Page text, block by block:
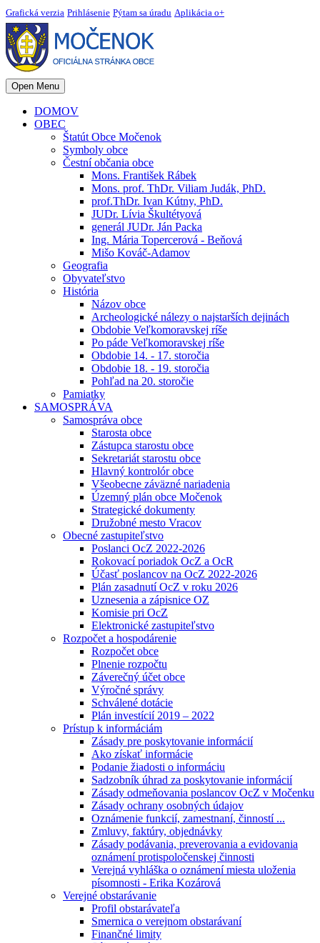
Grafická verzia Prihlásenie Pýtam sa úradu Aplikácia o+
Open Menu
DOMOV
OBEC
Štatút Obce Močenok
Symboly obce
Čestní občania obce
Mons. František Rábek
Mons. prof. ThDr. Viliam Judák, PhD.
prof.ThDr. Ivan Kútny, PhD.
JUDr. Lívia Škultétyová
generál JUDr. Ján Packa
Ing. Mária Topercerová - Beňová
Mišo Kováč-Adamov
Geografia
Obyvateľstvo
História
Názov obce
Archeologické nálezy o najstarších dejinách
Obdobie Veľkomoravskej ríše
Po páde Veľkomoravskej ríše
Obdobie 14. - 17. storočia
Obdobie 18. - 19. storočia
Pohľad na 20. storočie
Pamiatky
SAMOSPRÁVA
Samospráva obce
Starosta obce
Zástupca starostu obce
Sekretariát starostu obce
Hlavný kontrolór obce
Všeobecne záväzné nariadenia
Územný plán obce Močenok
Strategické dokumenty
Družobné mesto Vracov
Obecné zastupiteľstvo
Poslanci OcZ 2022-2026
Rokovací poriadok OcZ a OcR
Účasť poslancov na OcZ 2022-2026
Plán zasadnutí OcZ v roku 2026
Uznesenia a zápisnice OZ
Komisie pri OcZ
Elektronické zastupiteľstvo
Rozpočet a hospodárenie
Rozpočet obce
Plnenie rozpočtu
Záverečný účet obce
Výročné správy
Schválené dotácie
Plán investícií 2019 – 2022
Prístup k informáciám
Zásady pre poskytovanie informácií
Ako získať informácie
Podanie žiadosti o informáciu
Sadzobník úhrad za poskytovanie informácií
Zásady odmeňovania poslancov OcZ v Močenku
Zásady ochrany osobných údajov
Oznámenie funkcií, zamestnaní, činností ...
Zmluvy, faktúry, objednávky
Zásady podávania, preverovania a evidovania
oznámení protispoločenskej činnosti
Verejná vyhláška o oznámení miesta uloženia
písomnosti - Erika Kozárová
Verejné obstarávanie
Profil obstarávateľa
Smernica o verejnom obstarávaní
Finančné limity